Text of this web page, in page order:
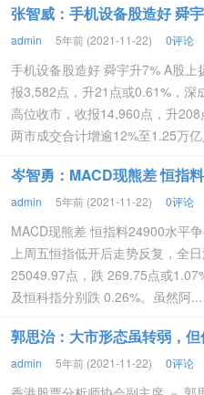
张智威：手机设备股造好 舜
admin 5年前 (2021-11-22) 0评论
手机设备股造好 舜宇升7% A股
报3,582点，升21点或0.61%，深
高位收市，收报14,960点，升
两市成交合计增逾12%至1.25万
岑智勇：MACD现熊差 恒指
admin 5年前 (2021-11-22) 0评论
MACD现熊差 恒指料24900水平
上周五恒指低开后走势反复，全
25049.97点，跌 269.75点或
及恒科指分别跌 0.26%。虽然阿...
郭思治：大市形态虽转弱，
admin 5年前 (2021-11-22) 0评论